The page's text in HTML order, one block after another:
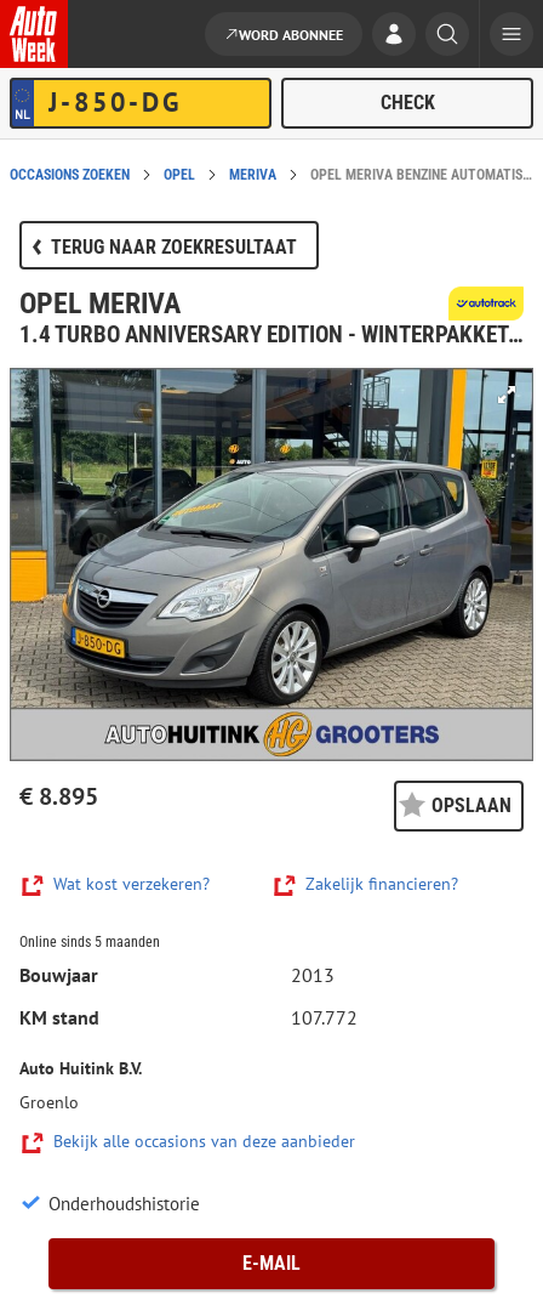
Ga naar de inhoud
WORD ABONNEE
OCCASIONS ZOEKEN OPEL MERIVA OPEL MERIVA BENZINE AUTOMATISCH IN GROENLO KOPEN?
TERUG NAAR ZOEKRESULTAAT
OPEL MERIVA
1.4 TURBO ANNIVERSARY EDITION - WINTERPAKKET - ALL SEASON - TREKHAAK
€ 8.895 OPSLAAN
Wat kost verzekeren? Zakelijk financieren?
Online sinds 5 maanden
Bouwjaar
2013
KM stand
107.772
Auto Huitink B.V.
Groenlo
Bekijk alle occasions van deze aanbieder
Onderhoudshistorie
E-MAIL